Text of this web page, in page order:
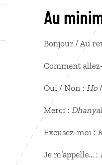
Au
Bonjour / Au
Comment
Oui / Non : Ho/
Merci :
Excusez-moi :
Je m’appelle… :